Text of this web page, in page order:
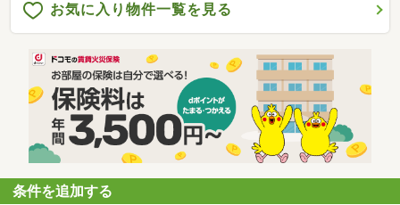
お気に入り物件一覧を見る
条件を追加する